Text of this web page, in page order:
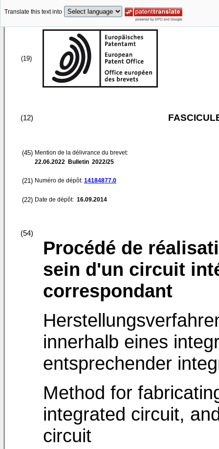
Translate this text into
(19)
(12)
(45) Mention de la délivrance du brevet:
22.06.2022 Bulletin 2022/25
(21) Numéro de dépôt: 14184877.0
(22) Date de dépôt: 16.09.2014
(54)
Procédé de
sein d'un circuit
correspondant
innerhalb eines
entsprechender
Method for
integrated circuit,
circuit